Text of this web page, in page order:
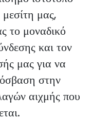
μας,
το μοναδικό
και τον
μας για να
στην
αιχμής που